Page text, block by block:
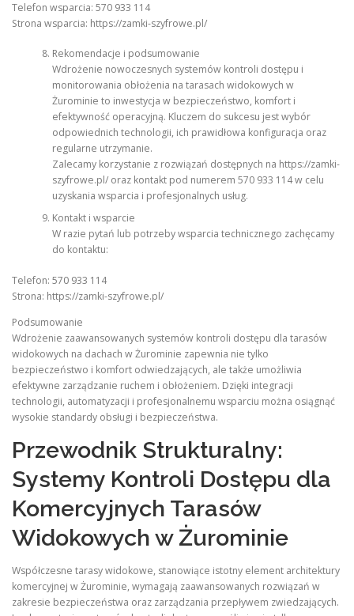
Telefon wsparcia: 570 933 114
Strona wsparcia: https://zamki-szyfrowe.pl/
Rekomendacje i podsumowanie
Wdrożenie nowoczesnych systemów kontroli dostępu i
monitorowania obłożenia na tarasach widokowych w
Żurominie to inwestycja w bezpieczeństwo, komfort i
efektywność operacyjną. Kluczem do sukcesu jest wybór
odpowiednich technologii, ich prawidłowa konfiguracja oraz
regularne utrzymanie.
Zalecamy korzystanie z rozwiązań dostępnych na https://zamki-
szyfrowe.pl/ oraz kontakt pod numerem 570 933 114 w celu
uzyskania wsparcia i profesjonalnych usług.
Kontakt i wsparcie
W razie pytań lub potrzeby wsparcia technicznego zachęcamy
do kontaktu:
Telefon: 570 933 114
Strona: https://zamki-szyfrowe.pl/
Podsumowanie
Wdrożenie zaawansowanych systemów kontroli dostępu dla tarasów
widokowych na dachach w Żurominie zapewnia nie tylko
bezpieczeństwo i komfort odwiedzających, ale także umożliwia
efektywne zarządzanie ruchem i obłożeniem. Dzięki integracji
technologii, automatyzacji i profesjonalnemu wsparciu można osiągnąć
wysokie standardy obsługi i bezpieczeństwa.
Przewodnik Strukturalny:
Systemy Kontroli Dostępu dla
Komercyjnych Tarasów
Widokowych w Żurominie
Współczesne tarasy widokowe, stanowiące istotny element architektury
komercyjnej w Żurominie, wymagają zaawansowanych rozwiązań w
zakresie bezpieczeństwa oraz zarządzania przepływem zwiedzających.